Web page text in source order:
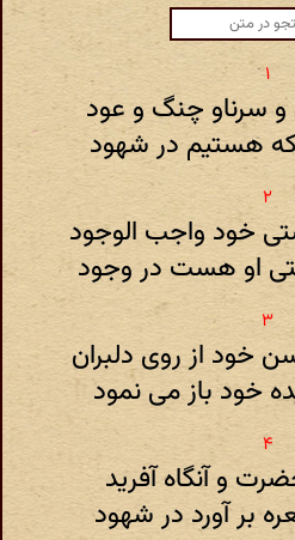
سرناو چنگ و عود
که هستیم در شهود
خود واجب الوجود
او هست در وجود
خود از روی دلبران
خود باز می نمود
و آنگاه آفرید
بر آورد در شهود